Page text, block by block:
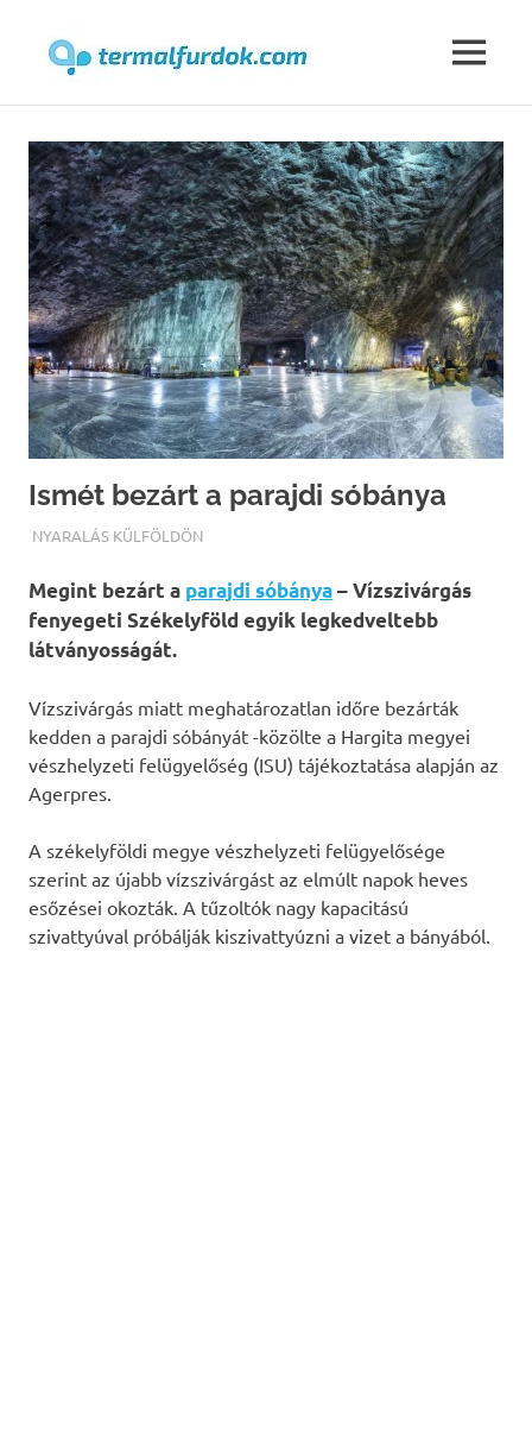
content
MENU
Ismét bezárt a parajdi sóbánya
TERMALFURDOK.COM
NYARALÁS KÜLFÖLDÖN
Megint bezárt a parajdi sóbánya– Vízszivárgás
fenyegeti Székelyföld egyik legkedveltebb
látványosságát.
Vízszivárgás miatt meghatározatlan időre bezárták
kedden a parajdi sóbányát -közölte a Hargita megyei
vészhelyzeti felügyelőség (ISU) tájékoztatása alapján az
Agerpres.
A székelyföldi megye vészhelyzeti felügyelősége
szerint az újabb vízszivárgást az elmúlt napok heves
esőzései okozták. A tűzoltók nagy kapacitású
szivattyúval próbálják kiszivattyúzni a vizet a bányából.